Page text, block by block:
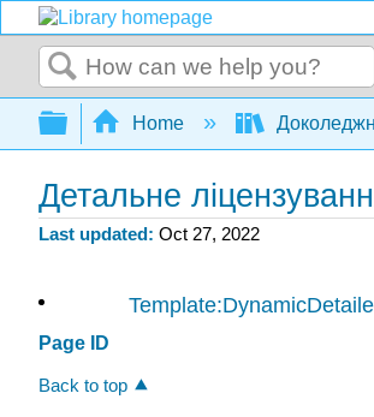
Search
Expand/collapse global
Home
Детальне
Last updated Oct 27, 2022
Page ID
Back to top